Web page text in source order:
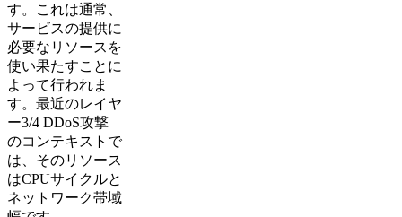
す。これは通常、
サービスの提供に
必要なリソースを
使い果たすことに
よって行われま
す。最近のレイヤ
ー3/4 DDoS攻撃
のコンテキストで
は、そのリソース
はCPUサイクルと
ネットワーク帯域